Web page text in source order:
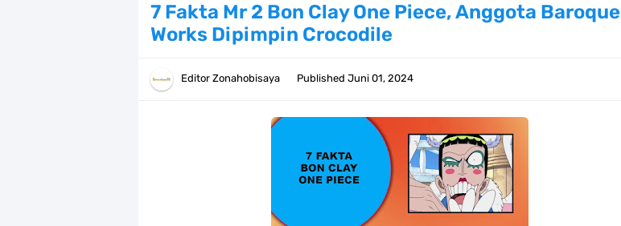
Resep Pesmol Ikan Mas, Makanan Khas Sunda Dengan Rasa Yang Enaknya Nagih
7 Fakta Elbaph One Piece, Menjadi Tempat Yang Sangat Ingin Dikunjungi Usopp
7 Fakta Ivankov One Piece, Orang Yang Mampu Menipu Sensor Wanita Milik Sanji
7 Klub Pertama Yang Menjuarai Liga Champions, Apa Klub Jagoan Kamu Termasuk
7 Fakta Mr 2 Bon Clay One Piece, Anggota Baroque
Works Dipimpin Crocodile
Editor Zonahobisaya Published Juni 01, 2024